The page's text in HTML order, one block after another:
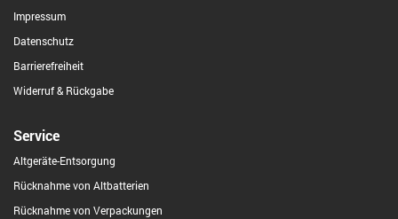
Impressum
Datenschutz
Barrierefreiheit
Widerruf & Rückgabe
Service
Altgeräte-Entsorgung
Rücknahme von Altbatterien
Rücknahme von Verpackungen